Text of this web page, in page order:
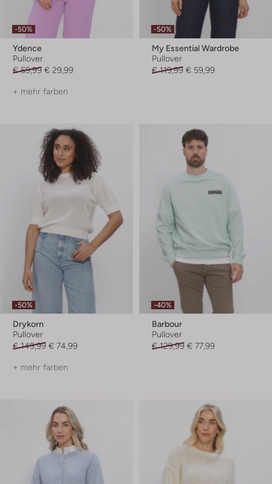
-50%
Ydence
Pullover
€ 59,99 € 29,99
+ mehr farben
-50%
My Essential Wardrobe
Pullover
€ 119,99 € 59,99
-50%
Drykorn
Pullover
€ 149,99 € 74,99
+ mehr farben
-40%
Barbour
Pullover
€ 129,99 € 77,99